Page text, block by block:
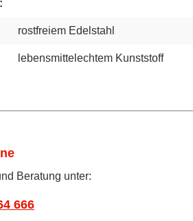
rostfreiem Edelstahl
lebensmittelechtem Kunststoff
Beratung unter:
666